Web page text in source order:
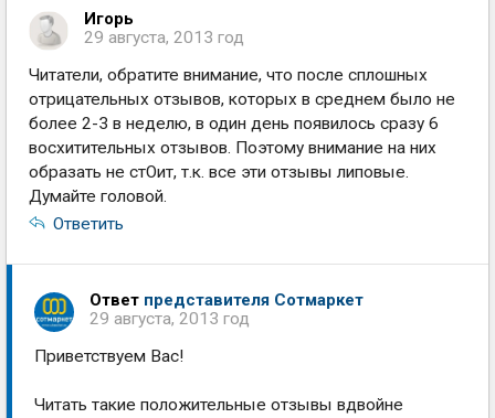
Игорь
29 августа, 2013 год
Читатели, обратите внимание, что после сплошных
отрицательных отзывов, которых в среднем было не
более 2-3 в неделю, в один день появилось сразу 6
восхитительных отзывов. Поэтому внимание на них
образать не стОит, т.к. все эти отзывы липовые.
Думайте головой.
Ответить
Ответ представителя Сотмаркет
29 августа, 2013 год
Приветствуем Вас!
Читать такие положительные отзывы вдвойне